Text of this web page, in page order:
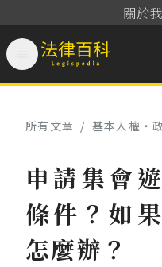
關於
法律百科 Legispedia
所有文章 / 基本人權‧
申請集會
條件？如
怎麼辦？